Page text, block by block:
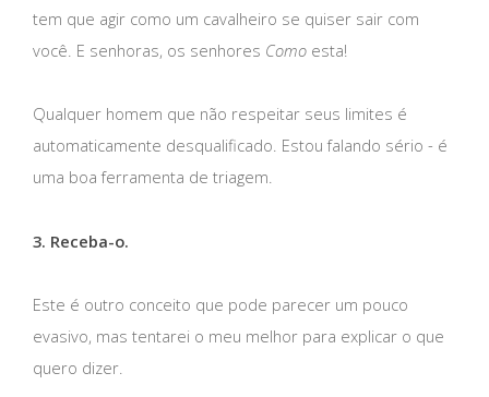
tem que agir como um cavalheiro se quiser sair com
você. E senhoras, os senhores Como esta!
Qualquer homem que não respeitar seus limites é
automaticamente desqualificado. Estou falando sério - é
uma boa ferramenta de triagem.
3. Receba-o.
Este é outro conceito que pode parecer um pouco
evasivo, mas tentarei o meu melhor para explicar o que
quero dizer.